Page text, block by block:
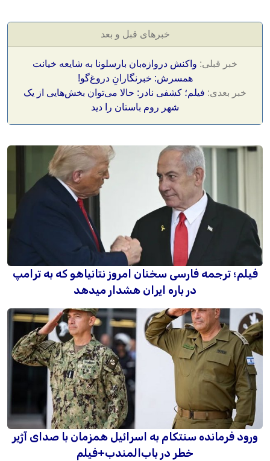
خبرهای قبل و بعد
خبر قبلی: واکنش دروازه‌بان بارسلونا به شایعه خیانت
همسرش: خبرنگارانِ دروغ‌گو!
خبر بعدی: فیلم؛ کشفی نادر: حالا می‌توان بخش‌هایی از یک
شهر روم باستان را دید
فیلم؛ ترجمه فارسی سخنان امروز نتانیاهو که به ترامپ
در باره ایران هشدار میدهد
ورود فرمانده سنتکام به اسرائیل همزمان با صدای آژیر
خطر در باب‌المندب+فیلم